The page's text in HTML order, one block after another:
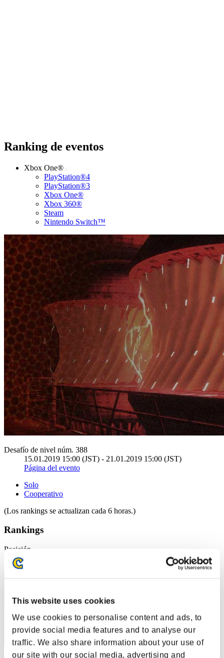
This website uses cookies
We use cookies to personalise content and ads, to
provide social media features and to analyse our
traffic. We also share information about your use of
our site with our social media, advertising and
Ranking de eventos
Xbox One®
PlayStation®4
PlayStation®3
Xbox One®
Xbox 360®
Steam
Nintendo Switch™
Desafío de nivel núm. 388
15.01.2019 15:00 (JST) - 21.01.2019 15:00 (JST)
Página del evento
Solo
Cooperativo
(Los rankings se actualizan cada 6 horas.)
Rankings
Posición